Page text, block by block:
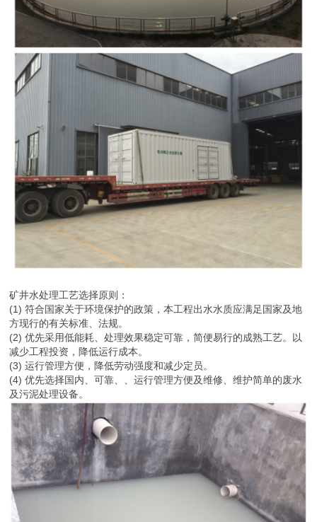
矿井水处理工艺选择原则：
(1) 符合国家关于环境保护的政策，本工程出水水质应满足国家及地
方现行的有关标准、法规。
(2) 优先采用低能耗、处理效果稳定可靠，简便易行的成熟工艺。以
减少工程投资，降低运行成本。
(3) 运行管理方便，降低劳动强度和减少定员。
(4) 优先选择国内、可靠、、运行管理方便及维修、维护简单的废水
及污泥处理设备。